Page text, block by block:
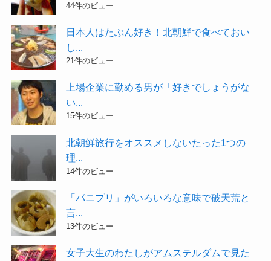
44件のビュー
日本人はたぶん好き！北朝鮮で食べておい
し...
21件のビュー
上場企業に勤める男が「好きでしょうがな
い...
15件のビュー
北朝鮮旅行をオススメしないたった1つの
理...
14件のビュー
「パニプリ」がいろいろな意味で破天荒と
言...
13件のビュー
女子大生のわたしがアムステルダムで見た